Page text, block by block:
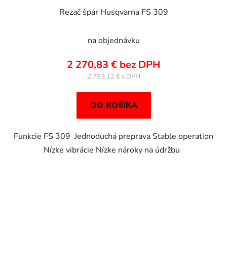
Rezač špár Husqvarna FS 309
na objednávku
2 270,83 € bez DPH
2 793,12 €
DO KOŠÍKA
Funkcie FS 309 Jednoduchá preprava Stable operation
Nízke vibrácie Nízke nároky na údržbu